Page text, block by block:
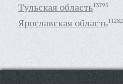
Тульская область13795
Ярославская область11282